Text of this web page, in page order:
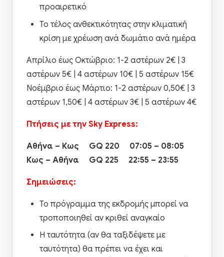
προαιρετικό
Το τέλος ανθεκτικότητας στην κλιματική
κρίση με χρέωση ανά δωμάτιο ανά ημέρα
Απρίλιο έως Οκτώβριο: 1-2 αστέρων 2€ | 3
αστέρων 5€ | 4 αστέρων 10€ | 5 αστέρων 15€
Νοέμβριο έως Μάρτιο: 1-2 αστέρων 0,50€ | 3
αστέρων 1,50€ | 4 αστέρων 3€ | 5 αστέρων 4€
Πτήσεις με την Sky Express:
Αθήνα – Κως GQ 220 07:05 – 08:05
Κως – Αθήνα GQ 225 22:55 – 23:55
Σημειώσεις:
Το πρόγραμμα της εκδρομής μπορεί να
τροποποιηθεί αν κριθεί αναγκαίο
Η ταυτότητα (αν θα ταξιδέψετε με
ταυτότητα) θα πρέπει να έχει και